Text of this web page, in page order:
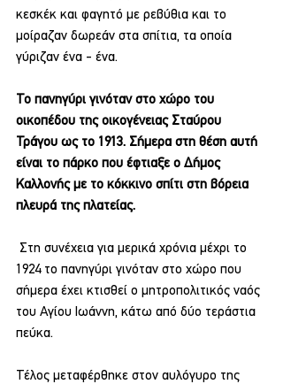
κεσκέκ και φαγητό με ρεβύθια και το
μοίραζαν δωρεάν στα σπίτια, τα οποία
γύριζαν ένα - ένα.
Το πανηγύρι γινόταν στο χώρο του
οικοπέδου της οικογένειας Σταύρου
Τράγου ως το 1913. Σήμερα στη θέση αυτή
είναι το πάρκο που έφτιαξε ο Δήμος
Καλλονής με το κόκκινο σπίτι στη βόρεια
πλευρά της πλατείας.
1924 το πανηγύρι γινόταν στο χώρο που
σήμερα έχει κτισθεί ο μητροπολιτικός ναός
του Αγίου Ιωάννη, κάτω από δύο τεράστια
πεύκα.
Τέλος μεταφέρθηκε στον αυλόγυρο της